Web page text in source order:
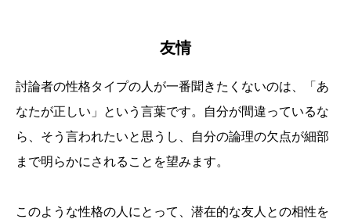
友情
討論者の性格タイプの人が一番聞きたくないのは、「あ
なたが正しい」という言葉です。自分が間違っているな
ら、そう言われたいと思うし、自分の論理の欠点が細部
まで明らかにされることを望みます。
このような性格の人にとって、潜在的な友人との相性を